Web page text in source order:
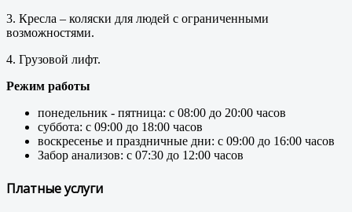
3. Кресла – коляски для людей с ограниченными
возможностями.
4. Грузовой лифт.
Режим работы
понедельник - пятница: с 08:00 до 20:00 часов
суббота: с 09:00 до 18:00 часов
воскресенье и праздничные дни: с 09:00 до 16:00 часов
Забор анализов: с 07:30 до 12:00 часов
Платные услуги